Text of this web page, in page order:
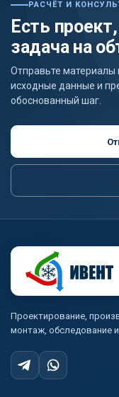
РАСЧЁТ И
Есть
задача на
Отправьте материалы
исходные данные и
обоснованный шаг.
Проектирование,
монтаж, обследование и